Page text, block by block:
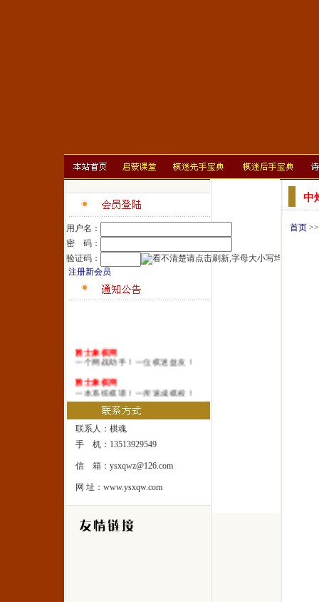
用户名：
密 码：
验证码：
注册新会员
雅士象棋网
一个网战助手！一位棋迷益友！
雅士象棋网
一本系统棋谱！一所速成棋校！
雅士象棋网
一处修身圣地！一座雅士乐园！
联系人：棋魂
手 机：13513929549
信 箱：ysxqwz@126.com
网 址：www.ysxqw.com
中
首页